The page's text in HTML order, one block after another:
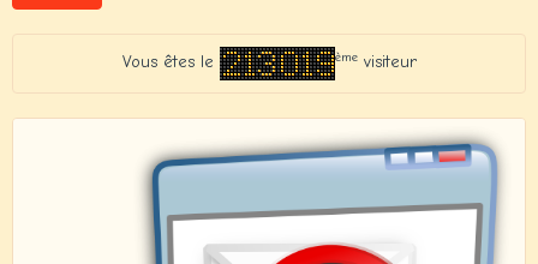
Vous êtes le èmevisiteur